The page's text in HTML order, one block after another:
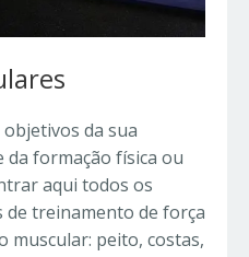
da sua
formação física ou
aqui todos os
de treinamento de força
peito, costas,